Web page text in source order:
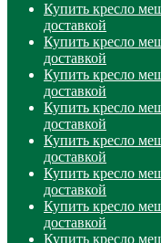
Купить кресло
доставкой
Купить кресло
доставкой
Купить кресло
доставкой
Купить кресло
доставкой
Купить кресло
доставкой
Купить кресло
доставкой
Купить кресло
доставкой
Купить кресло